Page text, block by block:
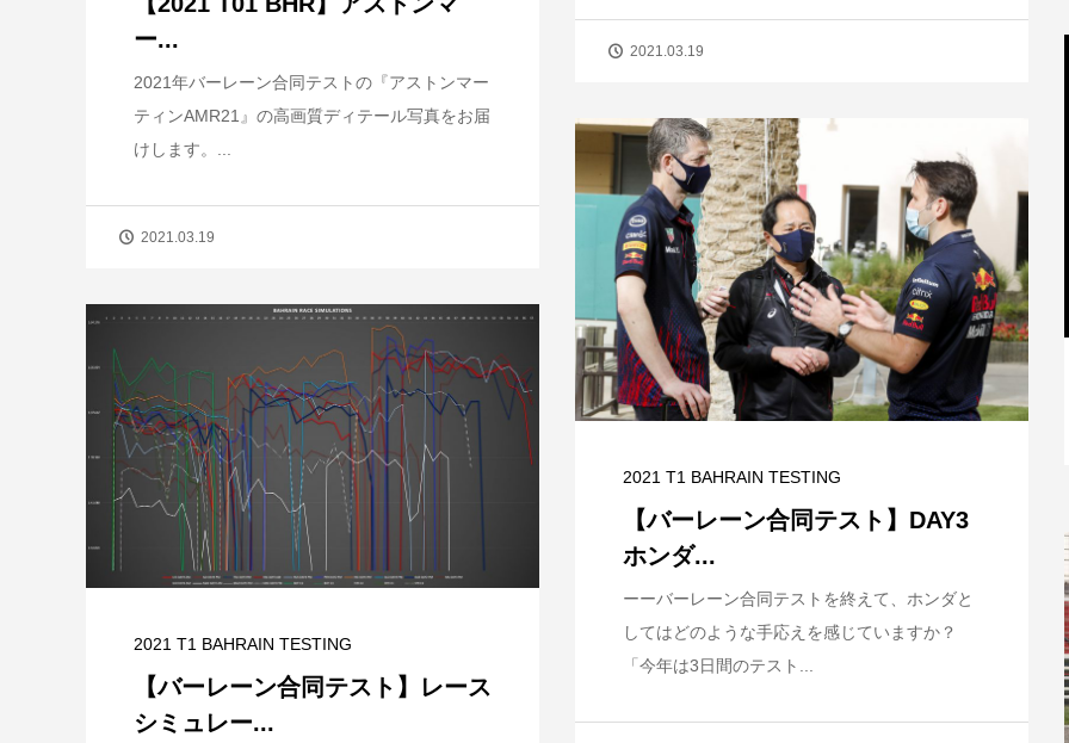
2021.03.19
ー...
2021年バーレーン合同テストの『アストンマー
ティンAMR21』の高画質ディテール写真をお届
けします。...
2021.03.19
【短期集中連載】ホンダ第4期、苦境と
成功のターニングポイント
【特別記事】レーシングブルズ、
2021 T1 BAHRAIN TESTING
【バーレーン合同テスト】DAY3
ホンダ...
ーーバーレーン合同テストを終えて、ホンダと
してはどのような手応えを感じていますか？
「今年は3日間のテスト...
2021 T1 BAHRAIN TESTING
【バーレーン合同テスト】レース
シミュレー...